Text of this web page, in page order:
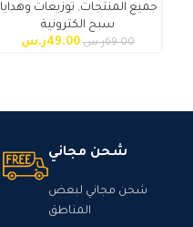
جميع المنتجات, توزيعات وهدايا
سبح الكترونية
69.00ر.س 49.00ر.س
شحن مجاني
شحن مجاني لبعض
المناطق